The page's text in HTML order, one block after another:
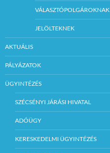
VÁLASZTÓPOLGÁROKNAK
JELÖLTEKNEK
AKTUÁLIS
PÁLYÁZATOK
ÜGYINTÉZÉS
SZÉCSÉNYI JÁRÁSI HIVATAL
ADÓÜGY
KERESKEDELMI ÜGYINTÉZÉS